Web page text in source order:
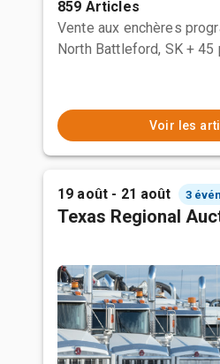
859 Articles
Vente aux enchères
North Battleford, SK + 45
Voir les
19 août - 21 août 3
Texas Regional